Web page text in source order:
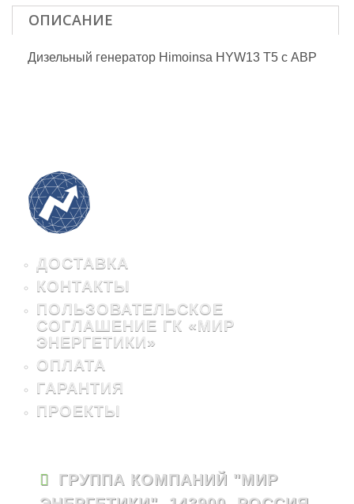
ОПИСАНИЕ
Дизельный генератор Himoinsa HYW13 T5 с АВР
ДОСТАВКА
КОНТАКТЫ
ПОЛЬЗОВАТЕЛЬСКОЕ
СОГЛАШЕНИЕ ГК «МИР
ЭНЕРГЕТИКИ»
ОПЛАТА
ГАРАНТИЯ
ПРОЕКТЫ
ГРУППА КОМПАНИЙ "МИР